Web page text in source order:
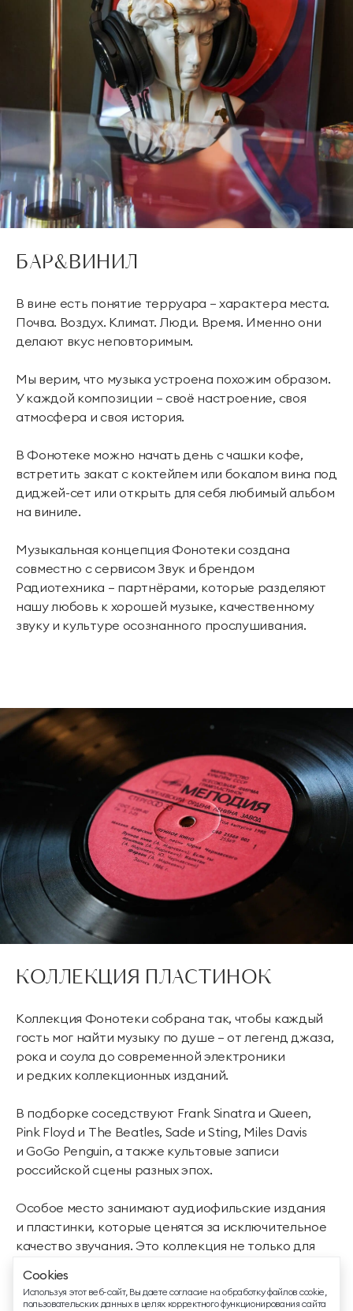
ТЕЛЕФОН ДЛЯ СВЯЗИ
88005505271
ДОПОЛНИТЕЛЬНЫЙ ТЕЛЕФОН ДЛЯ СВЯЗИ
СВЯЗАТЬСЯ В МЕССЕНДЖЕРЕ
EMAIL ДЛЯ ВОПРОСОВ И ПОЖЕЛАНИЙ
info@mriyaresort.com
БАР&ВИНИЛ
В вине есть понятие терруара — характера места.
Почва. Воздух. Климат. Люди. Время. Именно они
делают вкус неповторимым.
Мы верим, что музыка устроена похожим образом.
У каждой композиции — своё настроение, своя
атмосфера и своя история.
В Фонотеке можно начать день с чашки кофе,
встретить закат с коктейлем или бокалом вина под
диджей-сет или открыть для себя любимый альбом
на виниле.
Музыкальная концепция Фонотеки создана
совместно с сервисом Звук и брендом
Радиотехника — партнёрами, которые разделяют
нашу любовь к хорошей музыке, качественному
звуку и культуре осознанного прослушивания.
КОЛЛЕКЦИЯ ПЛАСТИНОК
Коллекция Фонотеки собрана так, чтобы каждый
гость мог найти музыку по душе — от легенд джаза,
рока и соула до современной электроники
и редких коллекционных изданий.
В подборке соседствуют Frank Sinatra и Queen,
Pink Floyd и The Beatles, Sade и Sting, Miles Davis
и GoGo Penguin, а также культовые записи
российской сцены разных эпох.
Особое место занимают аудиофильские издания
и пластинки, которые ценятся за исключительное
качество звучания. Это коллекция не только для
прослушивания — с уважением к музыке
и её истории.
Cookies
Используя этот веб-сайт, Вы даете согласие на обработку файлов cookie,
пользовательских данных в целях корректного функционирования сайта